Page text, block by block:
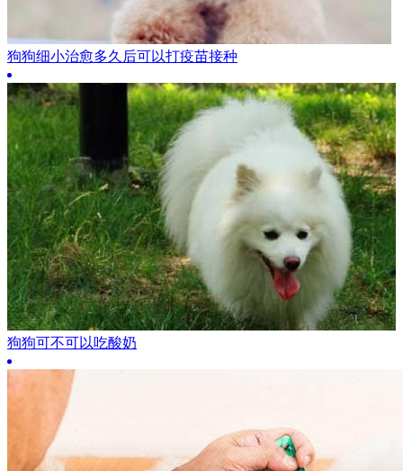
狗狗细小治愈多久后可以打疫苗接种
狗狗可不可以吃酸奶